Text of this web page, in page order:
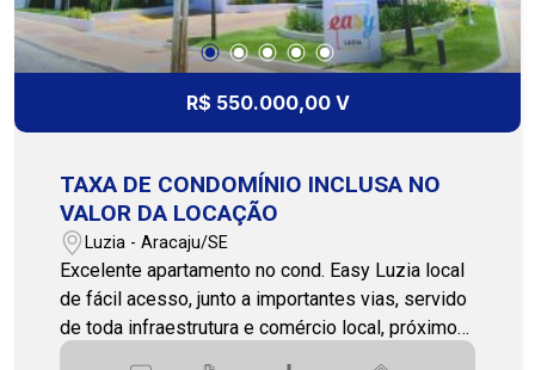
R$ 550.000,00 V
TAXA DE CONDOMÍNIO INCLUSA NO
VALOR DA LOCAÇÃO
Luzia - Aracaju/SE
Excelente apartamento no cond. Easy Luzia local
de fácil acesso, junto a importantes vias, servido
de toda infraestrutura e comércio local, próximo
ao Jardim Escola Estrela Guia, Praça Hélvio Dória